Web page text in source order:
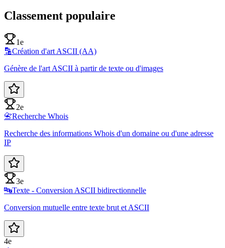
Classement populaire
1e
🔡Création d'art ASCII (AA)
Génère de l'art ASCII à partir de texte ou d'images
2e
📇Recherche Whois
Recherche des informations Whois d'un domaine ou d'une adresse
IP
3e
🔤Texte - Conversion ASCII bidirectionnelle
Conversion mutuelle entre texte brut et ASCII
4e